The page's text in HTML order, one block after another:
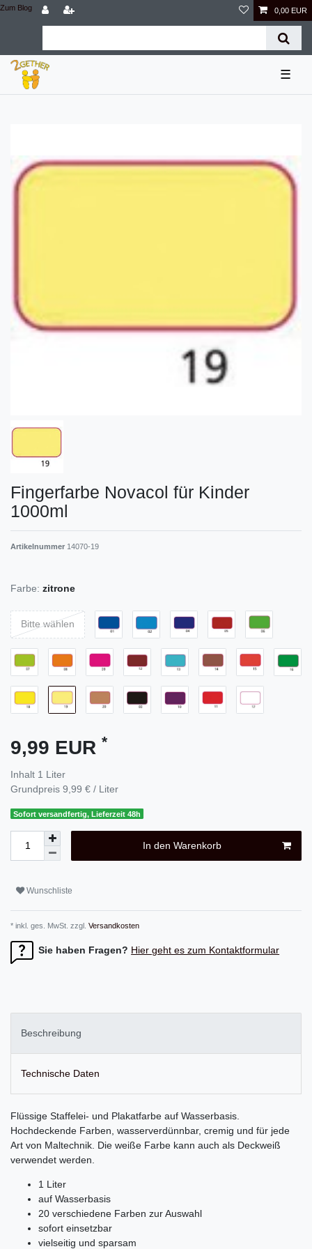
Zum Blog 0,00 EUR
☰
Fingerfarbe Novacol für Kinder
1000ml
Artikelnummer 14070-19
Farbe: zitrone
Bitte wählen
9,99 EUR *
Inhalt 1 Liter
Grundpreis 9,99 € / Liter
Sofort versandfertig, Lieferzeit 48h
In den Warenkorb
Wunschliste
* inkl. ges. MwSt. zzgl. Versandkosten
Sie haben Fragen? Hier geht es zum Kontaktformular
Beschreibung
Technische Daten
Flüssige Staffelei- und Plakatfarbe auf Wasserbasis.
Hochdeckende Farben, wasserverdünnbar, cremig und für jede
Art von Maltechnik. Die weiße Farbe kann auch als Deckweiß
verwendet werden.
1 Liter
auf Wasserbasis
20 verschiedene Farben zur Auswahl
sofort einsetzbar
vielseitig und sparsam